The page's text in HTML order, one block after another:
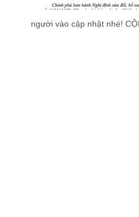
người vào cập nhật nhé!